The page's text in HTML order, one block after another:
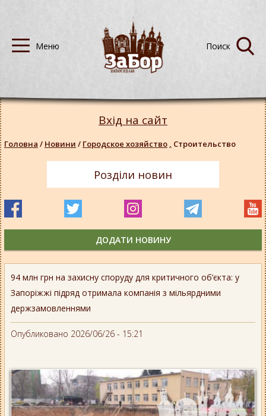
94 млн грн на захисну споруду для критичного об’єкта: у
Запоріжжі підряд отримала компанія з мільярдними
держзамовленнями
Опубликовано 2026/06/26 - 15:21
Вхід на сайт
Головна / Новини / Городское хозяйство , Строительство
Розділи новин
ДОДАТИ НОВИНУ